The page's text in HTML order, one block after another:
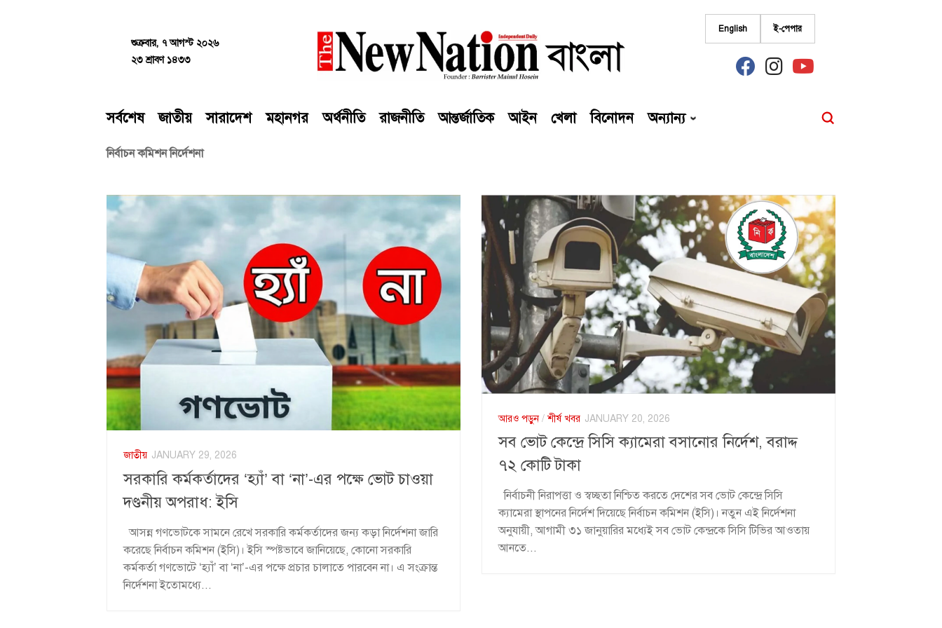
শুক্রবার, ৭ আগস্ট ২০২৬
২৩ শ্রাবণ ১৪৩৩
English ই-পেপার
fab
fa-
fab
fa-
fab
fa-
সর্বশেষ জাতীয় সারাদেশ মহানগর অর্থনীতি রাজনীতি আন্তর্জাতিক আইন খেলা বিনোদন অন্যান্য
নির্বাচন কমিশন নির্দেশনা
জাতীয় JANUARY 29, 2026
সরকারি কর্মকর্তাদের ‘হ্যাঁ’ বা ‘না’-এর পক্ষে ভোট চাওয়া
দণ্ডনীয় অপরাধ: ইসি
আসন্ন গণভোটকে সামনে রেখে সরকারি কর্মকর্তাদের জন্য কড়া নির্দেশনা জারি
করেছে নির্বাচন কমিশন (ইসি)। ইসি স্পষ্টভাবে জানিয়েছে, কোনো সরকারি
কর্মকর্তা গণভোটে ‘হ্যাঁ’ বা ‘না’-এর পক্ষে প্রচার চালাতে পারবেন না। এ সংক্রান্ত
নির্দেশনা ইতোমধ্যে...
আরও পড়ুন/শীর্ষ খবর JANUARY 20, 2026
সব ভোট কেন্দ্রে সিসি ক্যামেরা বসানোর নির্দেশ, বরাদ্দ
৭২ কোটি টাকা
নির্বাচনী নিরাপত্তা ও স্বচ্ছতা নিশ্চিত করতে দেশের সব ভোট কেন্দ্রে সিসি
ক্যামেরা স্থাপনের নির্দেশ দিয়েছে নির্বাচন কমিশন (ইসি)। নতুন এই নির্দেশনা
অনুযায়ী, আগামী ৩১ জানুয়ারির মধ্যেই সব ভোট কেন্দ্রকে সিসি টিভির আওতায়
আনতে...